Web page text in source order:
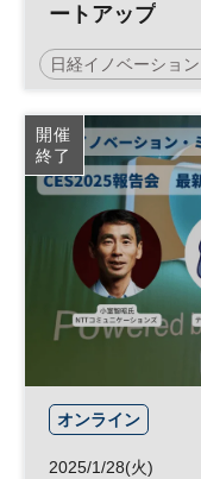
ートアップ
日経イノベーショ
ビバテクノロジー
フレンチテック
参加無料 オープ
開催
終了
オンライン
2025/1/28(火)